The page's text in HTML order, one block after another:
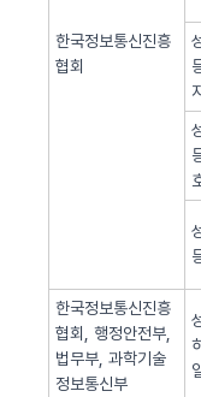
한국정보통신진흥
협회
한국정보통신진흥
협회, 행정안전부,
법무부, 과학기술
정보통신부